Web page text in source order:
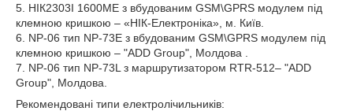
5. НІК2303І 1600МЕ з вбудованим GSM\GPRS модулем під
клемною кришкою – «НІК-Електроніка», м. Київ.
6. NP-06 тип NP-73E з вбудованим GSM\GPRS модулем під
клемною кришкою – "ADD Group", Молдова .
7. NP-06 тип NP-73L з маршрутизатором RTR-512– "ADD
Group", Молдова.
Рекомендовані типи електролічильників: